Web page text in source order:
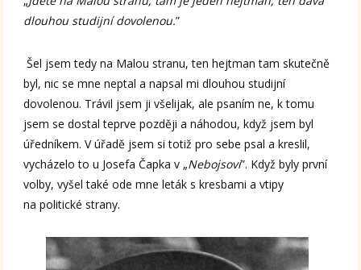
dlouhou studijní dovolenou.”
Šel jsem tedy na Malou stranu, ten hejtman tam skutečně
byl, nic se mne neptal a napsal mi dlouhou studijní
dovolenou. Trávil jsem ji všelijak, ale psaním ne, k tomu
jsem se dostal teprve později a náhodou, když jsem byl
úředníkem. V úřadě jsem si totiž pro sebe psal a kreslil,
vycházelo to u Josefa Čapka v „Nebojsovi”. Když byly první
volby, vyšel také ode mne leták s kresbami a vtipy
na politické strany.